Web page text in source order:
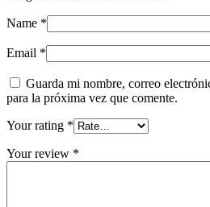
Name *
Email *
Guarda mi nombre, correo
para la próxima vez que comente.
Your rating *
Your review *